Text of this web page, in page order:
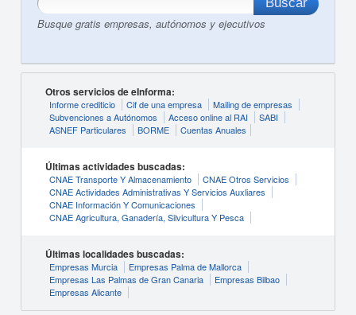
Busque gratis empresas, autónomos y ejecutivos
Otros servicios de eInforma:
Informe crediticio Cif de una empresa
Mailing de empresas
Subvenciones a Autónomos
Acceso online al RAI
SABI
ASNEF Particulares
BORME Cuentas Anuales
Últimas actividades buscadas:
CNAE Transporte Y Almacenamiento
CNAE Otros Servicios
CNAE Actividades Administrativas Y Servicios Auxliares
CNAE Información Y Comunicaciones
CNAE Agricultura, Ganadería, Silvicultura Y Pesca
Últimas localidades buscadas:
Empresas Murcia
Empresas Palma de Mallorca
Empresas Las Palmas de Gran Canaria
Empresas Bilbao
Empresas Alicante